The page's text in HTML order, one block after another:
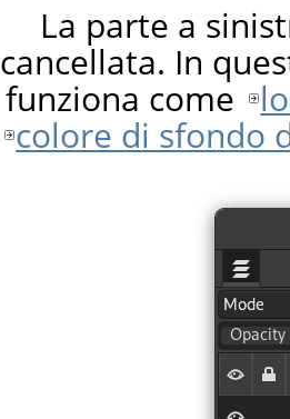
La parte a
cancellata. In
funziona come
colore di sfondo